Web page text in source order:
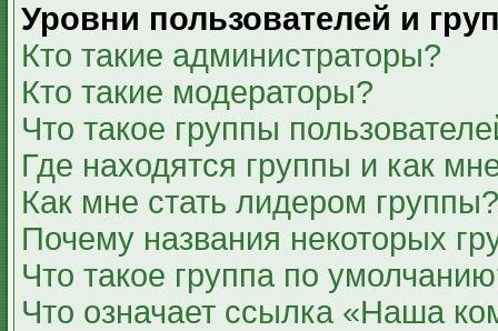
Уровни пользователей и
Кто такие администраторы?
Кто такие модераторы?
Что такое группы
Где находятся группы и как
Как мне стать лидером группы?
Почему названия некоторых
Что такое группа по
Что означает ссылка «Наша